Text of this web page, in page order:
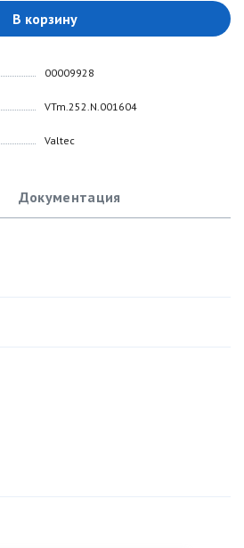
В корзину
00009928
VTm.252.N.001604
Valtec
Документация